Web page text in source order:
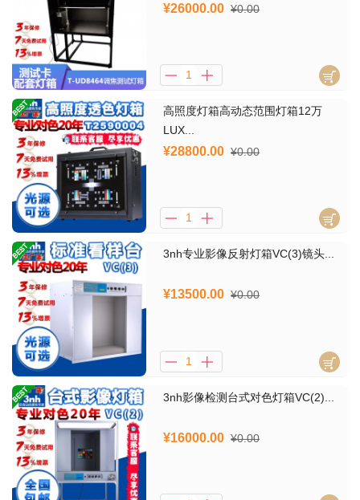
¥26000.00 ¥0.00
高照度灯箱高动态范围灯箱12万
LUX...
¥28800.00 ¥0.00
3nh专业影像反射灯箱VC(3)镜头...
¥13500.00 ¥0.00
3nh影像检测台式对色灯箱VC(2)...
¥16000.00 ¥0.00